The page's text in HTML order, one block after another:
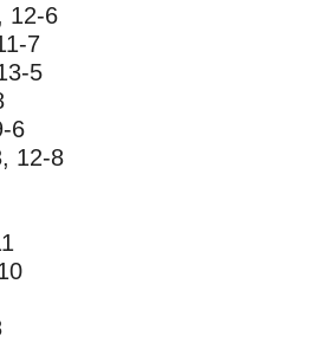
12-6
7
5
6
12-8